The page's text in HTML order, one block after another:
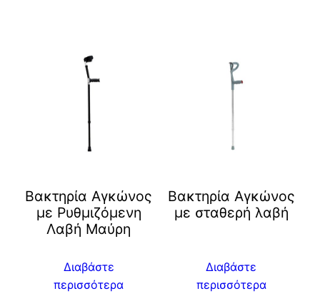
Βακτηρία Αγκώνος
με Ρυθμιζόμενη
Λαβή Mαύρη
Διαβάστε
περισσότερα
Βακτηρία Αγκώνος
με σταθερή λαβή
Διαβάστε
περισσότερα